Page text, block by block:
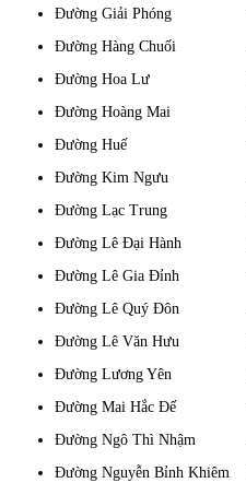
Đường Giải Phóng
Đường Hàng Chuối
Đường Hoa Lư
Đường Hoàng Mai
Đường Huế
Đường Kim Ngưu
Đường Lạc Trung
Đường Lê Đại Hành
Đường Lê Gia Đỉnh
Đường Lê Quý Đôn
Đường Lê Văn Hưu
Đường Lương Yên
Đường Mai Hắc Đế
Đường Ngô Thì Nhậm
Đường Nguyễn Bỉnh Khiêm